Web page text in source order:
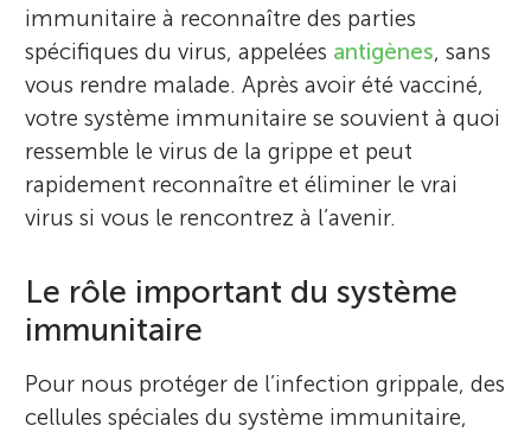
immunitaire à reconnaître des parties
spécifiques du virus, appelées antigènes, sans
vous rendre malade. Après avoir été vacciné,
votre système immunitaire se souvient à quoi
ressemble le virus de la grippe et peut
rapidement reconnaître et éliminer le vrai
virus si vous le rencontrez à l’avenir.
Le rôle important du système
immunitaire
Pour nous protéger de l’infection grippale, des
cellules spéciales du système immunitaire,